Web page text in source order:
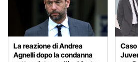
La reazione di Andrea
Agnelli dopo la condanna